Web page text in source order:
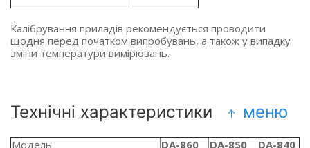
Калібрування приладів рекомендується проводити
щодня перед початком випробувань, а також у випадку
зміни температури вимірювань.
Технічні характеристики меню
Модель DA-860 DA-850 DA-840